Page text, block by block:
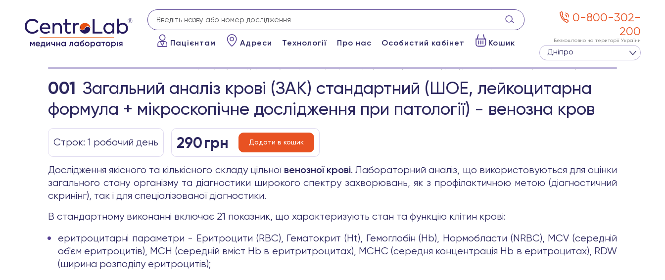
Пацієнтам Адреси Технології Про нас Особистий кабінет Кошик
0-800-302-
200
Безкоштовно на території України
Дніпро
Головна Аналізи Загальний аналіз крові (ЗАК) стандартний (ШОЕ, лейкоцитарна формула + мікроскопічне дослідження при патології) - венозна кров
001 Загальний аналіз крові (ЗАК) стандартний (ШОЕ, лейкоцитарна
формула + мікроскопічне дослідження при патології) - венозна кров
Строк: 1 робочиӣ день 290 грн Додати в кошик
Дослідження якісного та кількісного складу цільної венозної крові. Лабораторний аналіз, що використовуються для оцінки
загального стану організму та діагностики широкого спектру захворювань, як з профілактичною метою (діагностичний
скринінг), так і для спеціалізованої діагностики.
В стандартному виконанні включає 21 показник, що характеризують стан та функцію клітин крові:
еритроцитарні параметри - Еритроцити (RBC), Гематокрит (Ht), Гемоглобін (Hb), Нормобласти (NRBC), MCV (середній
об'єм еритроцитів), MCH (середній вміст Hb в еритритроцитах), MCHC (середня концентрація Hb в еритроцитах), RDW
(ширина розподілу еритроцитів);